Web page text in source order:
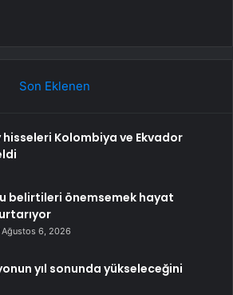
Son Eklenen
hisseleri Kolombiya ve Ekvador
belirtileri önemsemek hayat
Ağustos 6, 2026
yıl sonunda yükseleceğini